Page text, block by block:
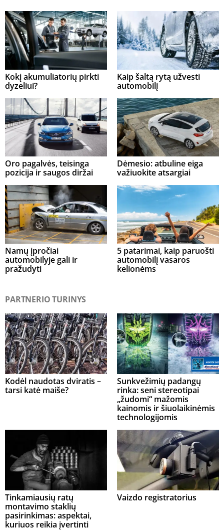
Kokį akumuliatorių pirkti
dyzeliui?
Kaip šaltą rytą užvesti
automobilį
Oro pagalvės, teisinga
pozicija ir saugos diržai
Dėmesio: atbuline eiga
važiuokite atsargiai
Namų įpročiai
automobilyje gali ir
pražudyti
5 patarimai, kaip paruošti
automobilį vasaros
kelionėms
PARTNERIO TURINYS
Kodėl naudotas dviratis –
tarsi katė maiše?
Sunkvežimių padangų
rinka: seni stereotipai
„žudomi“ mažomis
kainomis ir šiuolaikinėmis
technologijomis
Tinkamiausių ratų
montavimo staklių
pasirinkimas: aspektai,
kuriuos reikia įvertinti
Vaizdo registratorius